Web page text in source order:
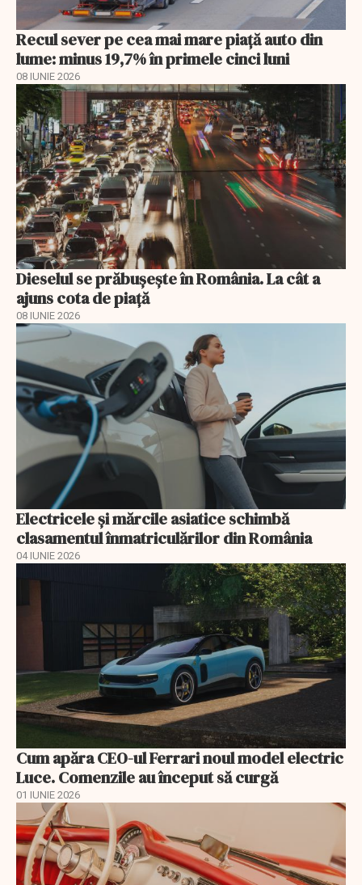
Recul sever pe cea mai mare piață auto din
lume: minus 19,7% în primele cinci luni
08 IUNIE 2026
Dieselul se prăbușește în România. La cât a
ajuns cota de piață
08 IUNIE 2026
Electricele și mărcile asiatice schimbă
clasamentul înmatriculărilor din România
04 IUNIE 2026
Cum apăra CEO-ul Ferrari noul model electric
Luce. Comenzile au început să curgă
01 IUNIE 2026